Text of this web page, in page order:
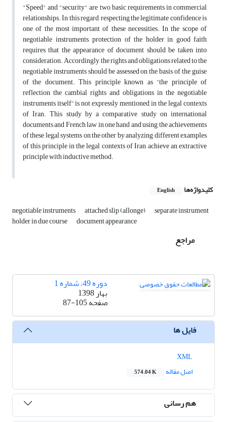
"Speed" and "security" are two basic requirements in commercial
relationships. In this regard, respecting the legitimate confidence is
one of the most important of these necessities. In the scope of
negotiable instruments, protection of the holder in good faith
requires that the appearance of document should be taken into
consideration. Accordingly, the rights and obligations related to the
negotiable instruments should be assessed on the basis of the guise
of the document. This principle known as “the principle of
reflection the cambial rights and obligations in the negotiable
instruments itself” is not expressly mentioned in the legal contexts
of Iran. This study by a comparative study on international
documents and French law in one hand and using the achievements
of these legal systems on the other by analyzing different examples
of this principle in the legal contexts of Iran, achieve an extractive
principle with inductive method.
کلیدواژه‌ها English
negotiable instruments attached slip (allonge) separate instrument
holder in due course document appearance
مراجع
دوره 49، شماره 1
بهار 1398
صفحه87-105
فایل ها
اصل مقاله
574.04 K
هم رسانی